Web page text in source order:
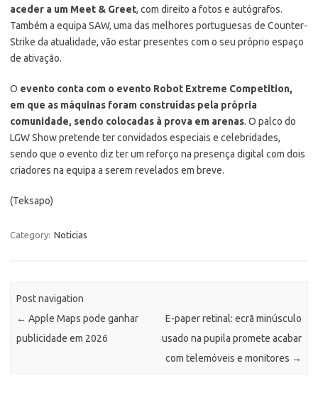
aceder a um Meet & Greet, com direito a fotos e autógrafos.
Também a equipa SAW, uma das melhores portuguesas de Counter-
Strike da atualidade, vão estar presentes com o seu próprio espaço
de ativação.
O evento conta com o evento Robot Extreme Competition,
em que as máquinas foram construídas pela própria
comunidade, sendo colocadas à prova em arenas. O palco do
LGW Show pretende ter convidados especiais e celebridades,
sendo que o evento diz ter um reforço na presença digital com dois
criadores na equipa a serem revelados em breve.
(Teksapo)
Category: Noticias
Post navigation
← Apple Maps pode ganhar
publicidade em 2026
E-paper retinal: ecrã minúsculo
usado na pupila promete acabar
com telemóveis e monitores →